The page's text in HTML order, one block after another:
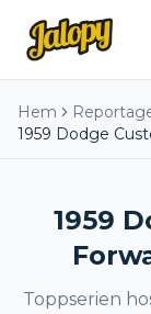
Hem
1959 Dodge
1959
Toppserien